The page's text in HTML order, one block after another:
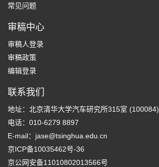
常见问题
审稿中心
审稿人登录
审稿政策
编辑登录
联系我们
地址：北京清华大学汽车研究所315室 (100084)
电话：010-6279 8897
E-mail： jase@tsinghua.edu.cn
京ICP备10035462号-36
京公网安备11010802013566号